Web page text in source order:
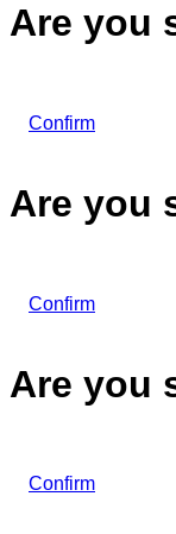
Are you
Confirm
Are you
Confirm
Are you
Confirm